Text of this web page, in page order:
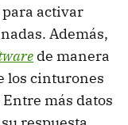
activar
Además,
de manera
los cinturones
más datos